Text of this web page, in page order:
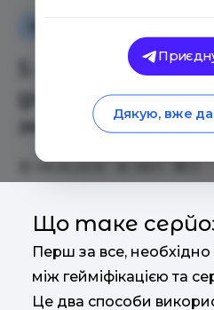
5 освітньо-
допомагають
змінювати світ
08.06.2018 3801 0
Що таке
Перш за все, необхідно
між гейміфікацією та
Це два способи
Дякую, вже